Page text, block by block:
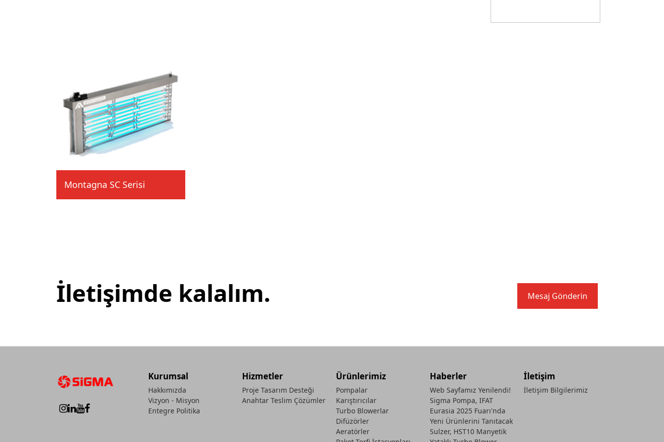
Montagna SC Serisi
İletişimde kalalım. Mesaj Gönderin
Kurumsal
Hakkımızda
Vizyon - Misyon
Entegre Politika
Hizmetler
Proje Tasarım Desteği
Anahtar Teslim Çözümler
Ürünlerimiz
Pompalar
Karıştırıcılar
Turbo Blowerlar
Difüzörler
Aeratörler
Haberler
Web Sayfamız Yenilendi!
Sigma Pompa, IFAT
Eurasia 2025 Fuarı'nda
Yeni Ürünlerini Tanıtacak
Sulzer, HST10 Manyetik
İletişim
İletişim Bilgilerimiz